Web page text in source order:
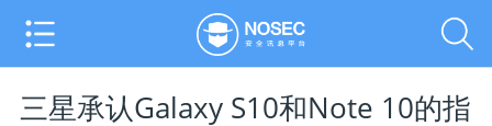
三星承认Galaxy S10和Note 10的指